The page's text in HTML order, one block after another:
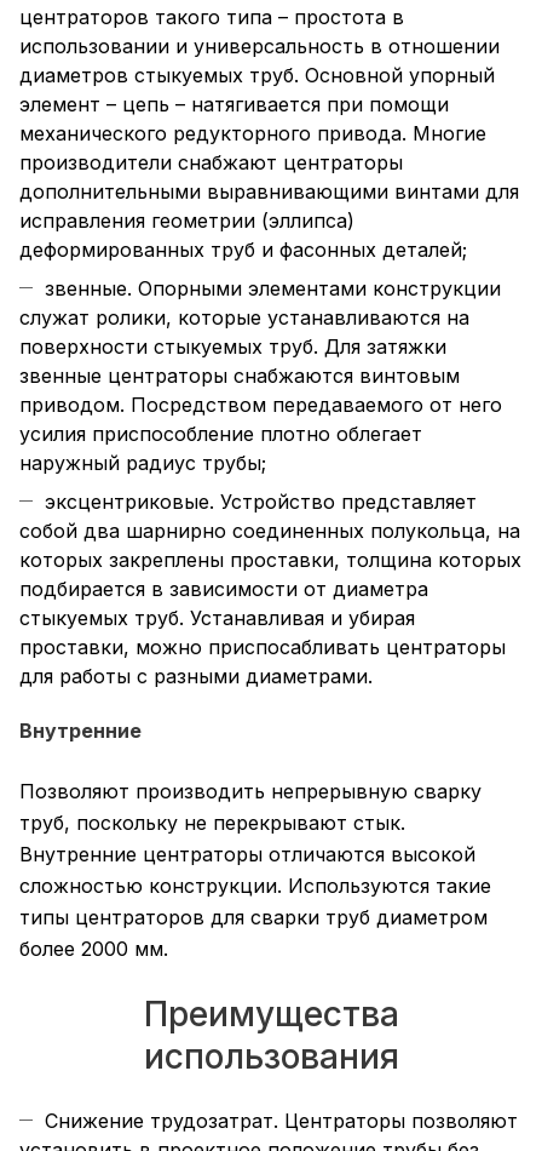
центраторов такого типа – простота в
использовании и универсальность в отношении
диаметров стыкуемых труб. Основной упорный
элемент – цепь – натягивается при помощи
механического редукторного привода. Многие
производители снабжают центраторы
дополнительными выравнивающими винтами для
исправления геометрии (эллипса)
деформированных труб и фасонных деталей;
звенные. Опорными элементами конструкции
служат ролики, которые устанавливаются на
поверхности стыкуемых труб. Для затяжки
звенные центраторы снабжаются винтовым
приводом. Посредством передаваемого от него
усилия приспособление плотно облегает
наружный радиус трубы;
эксцентриковые. Устройство представляет
собой два шарнирно соединенных полукольца, на
которых закреплены проставки, толщина которых
подбирается в зависимости от диаметра
стыкуемых труб. Устанавливая и убирая
проставки, можно приспосабливать центраторы
для работы с разными диаметрами.
Внутренние
Позволяют производить непрерывную сварку
труб, поскольку не перекрывают стык.
Внутренние центраторы отличаются высокой
сложностью конструкции. Используются такие
типы центраторов для сварки труб диаметром
более 2000 мм.
Преимущества
использования
Снижение трудозатрат. Центраторы позволяют